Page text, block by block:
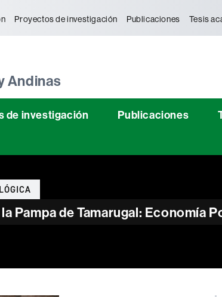
Proyectos de investigación Publicaciones Tesis
Andinas
de investigación Publicaciones
de Tamarugal: Economía